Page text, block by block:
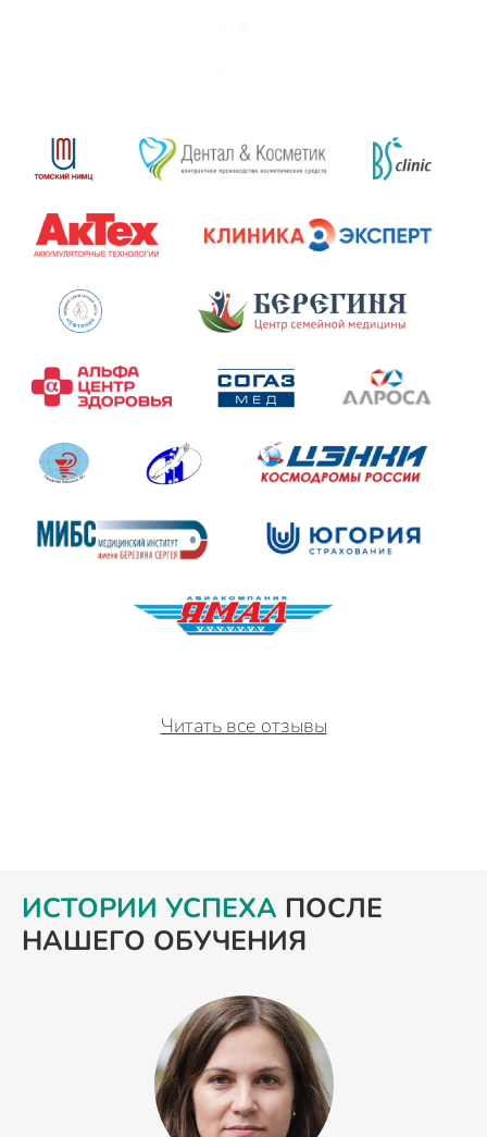
Читать все отзывы
ИСТОРИИ УСПЕХА ПОСЛЕ
НАШЕГО ОБУЧЕНИЯ